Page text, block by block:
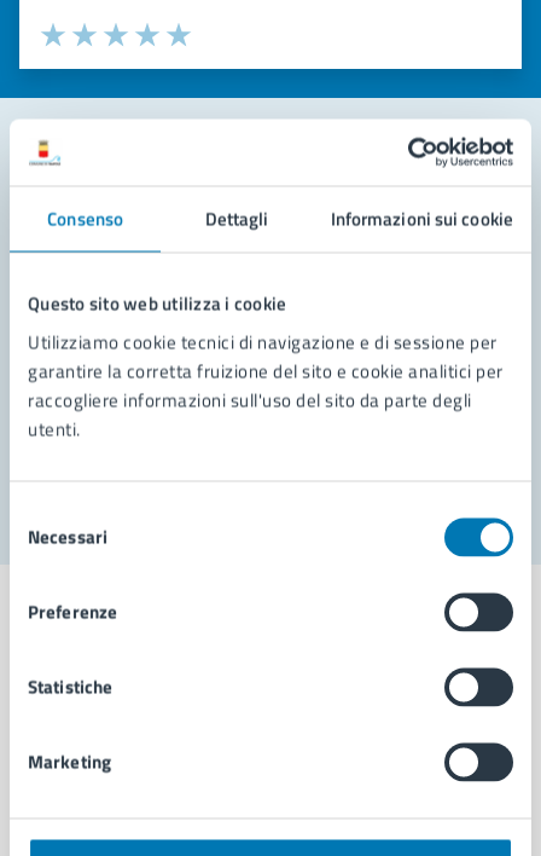
Consenso Dettagli Informazioni sui cookie
Questo sito web utilizza i cookie
Utilizziamo cookie tecnici di navigazione e di sessione per
garantire la corretta fruizione del sito e cookie analitici per
raccogliere informazioni sull'uso del sito da parte degli
utenti.
delNecessari
Preferenze
Statistiche
Marketing
Valuta la chiarezza delle informazioni (da 1 a 5 stelle)
Seleziona il numero di stelle per valutare la chiarezza delle
Valuta 5 stelle su 5
Valuta 4 stelle su 5
Valuta 3 stelle su 5
Valuta 2 stelle su 5
Valuta 1 stelle su 5
Leggi le domande frequenti
Richiedi assistenza
Prenota appuntamento
Problemi in città
Comune di Napoli
AMMINISTRAZIONE
Organi di governo